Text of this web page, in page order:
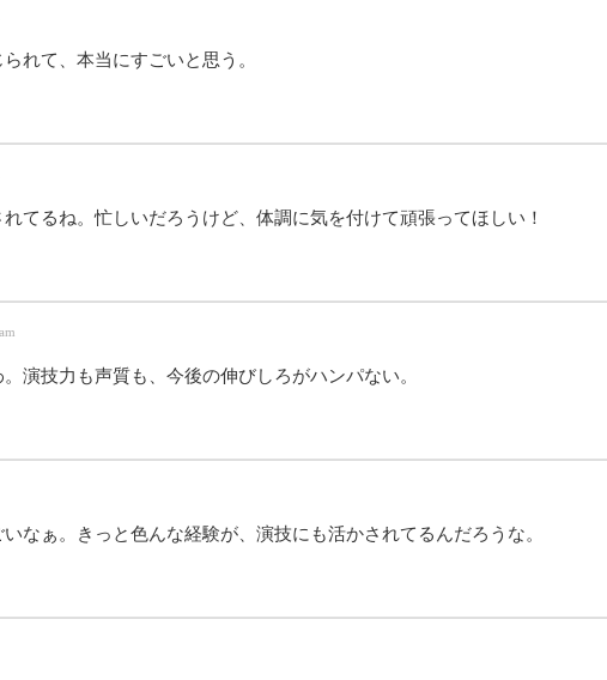
れて、本当にすごいと思う。
てるね。忙しいだろうけど、体調に気を付けて頑張ってほしい！
演技力も声質も、今後の伸びしろがハンパない。
なぁ。きっと色んな経験が、演技にも活かされてるんだろうな。